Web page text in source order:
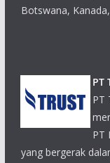
Botswana,
PT
PT
PT
yang bergerak